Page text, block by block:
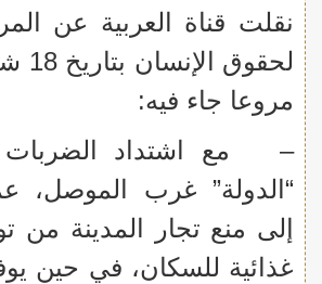
نقلت قناة العربية عن
مروعا جاء فيه:
– مع اشتداد الضربات
“الدولة” غرب الموصل،
إلى منع تجار المدينة من
غذائية للسكان، في حين